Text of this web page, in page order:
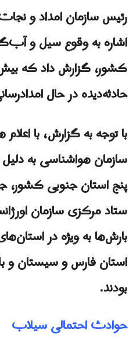
رئیس سازمان امداد و
اشاره به وقوع سیل و
حادثه‌دیده در حال
با توجه به گزارش، با
سازمان هواشناسی به
پنج استان جنوبی کشور،
ستاد مرکزی سازمان
بارش‌ها به ویژه در
استان فارس و سیستان و
بودند.
حوادث احتمالی سیلاب